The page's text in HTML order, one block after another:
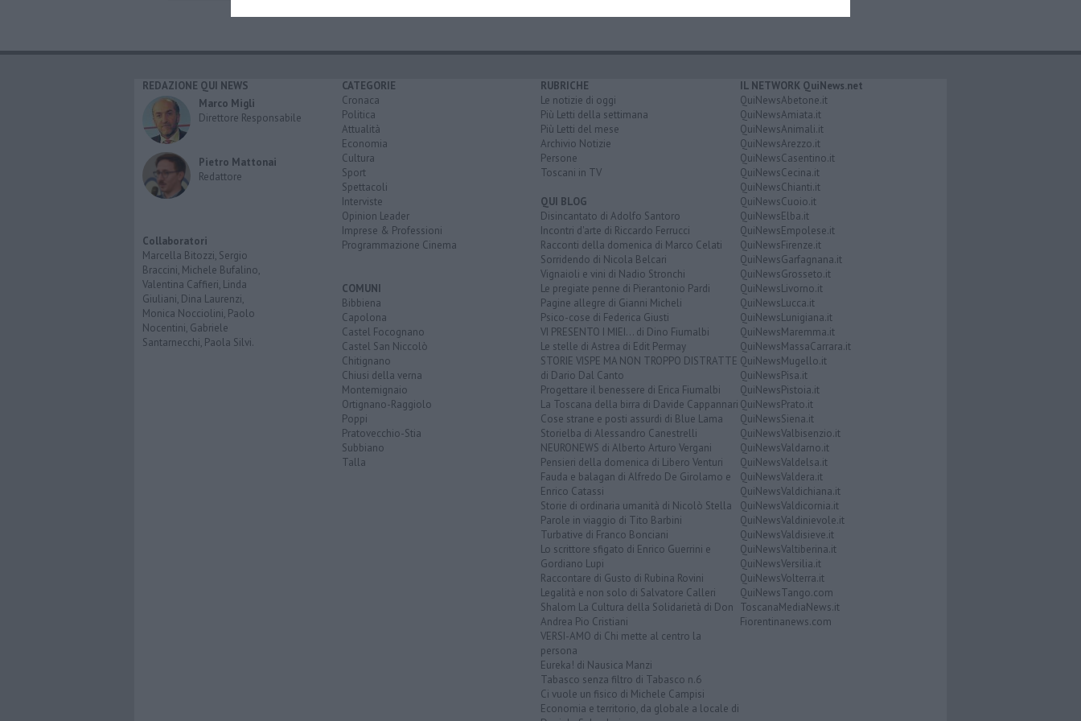
REDAZIONE QUI NEWS
Marco Migli
Direttore Responsabile
Pietro Mattonai
Redattore
Collaboratori
Marcella Bitozzi, Sergio
Braccini, Michele Bufalino,
Valentina Caffieri, Linda
Giuliani, Dina Laurenzi,
Monica Nocciolini, Paolo
Nocentini, Gabriele
Santarnecchi, Paola Silvi.
CATEGORIE
Cronaca
Politica
Attualità
Economia
Cultura
Sport
Spettacoli
Interviste
Opinion Leader
Imprese & Professioni
Programmazione Cinema
COMUNI
Bibbiena
Capolona
Castel Focognano
Castel San Niccolò
Chitignano
Chiusi della verna
Montemignaio
Ortignano-Raggiolo
Poppi
Pratovecchio-Stia
Subbiano
Talla
RUBRICHE
Le notizie di oggi
Più Letti della settimana
Più Letti del mese
Archivio Notizie
Persone
Toscani in TV
QUI BLOG
Disincantato di Adolfo Santoro
Incontri d'arte di Riccardo Ferrucci
Racconti della domenica di Marco Celati
Sorridendo di Nicola Belcari
Vignaioli e vini di Nadio Stronchi
Le pregiate penne di Pierantonio Pardi
Pagine allegre di Gianni Micheli
Psico-cose di Federica Giusti
VI PRESENTO I MIEI... di Dino Fiumalbi
Le stelle di Astrea di Edit Permay
STORIE VISPE MA NON TROPPO DISTRATTE
di Dario Dal Canto
Progettare il benessere di Erica Fiumalbi
La Toscana della birra di Davide Cappannari
Cose strane e posti assurdi di Blue Lama
Storielba di Alessandro Canestrelli
NEURONEWS di Alberto Arturo Vergani
Pensieri della domenica di Libero Venturi
Fauda e balagan di Alfredo De Girolamo e
Enrico Catassi
Storie di ordinaria umanità di Nicolò Stella
Parole in viaggio di Tito Barbini
Turbative di Franco Bonciani
Lo scrittore sfigato di Enrico Guerrini e
Gordiano Lupi
Raccontare di Gusto di Rubina Rovini
Legalità e non solo di Salvatore Calleri
Shalom La Cultura della Solidarietà di Don
Andrea Pio Cristiani
VERSI-AMO di Chi mette al centro la
persona
Eureka! di Nausica Manzi
Tabasco senza filtro di Tabasco n.6
Ci vuole un fisico di Michele Campisi
Economia e territorio, da globale a locale di
IL NETWORK QuiNews.net
QuiNewsAbetone.it
QuiNewsAmiata.it
QuiNewsAnimali.it
QuiNewsArezzo.it
QuiNewsCasentino.it
QuiNewsCecina.it
QuiNewsChianti.it
QuiNewsCuoio.it
QuiNewsElba.it
QuiNewsEmpolese.it
QuiNewsFirenze.it
QuiNewsGarfagnana.it
QuiNewsGrosseto.it
QuiNewsLivorno.it
QuiNewsLucca.it
QuiNewsLunigiana.it
QuiNewsMaremma.it
QuiNewsMassaCarrara.it
QuiNewsMugello.it
QuiNewsPisa.it
QuiNewsPistoia.it
QuiNewsPrato.it
QuiNewsSiena.it
QuiNewsValbisenzio.it
QuiNewsValdarno.it
QuiNewsValdelsa.it
QuiNewsValdera.it
QuiNewsValdichiana.it
QuiNewsValdicornia.it
QuiNewsValdinievole.it
QuiNewsValdisieve.it
QuiNewsValtiberina.it
QuiNewsVersilia.it
QuiNewsVolterra.it
QuiNewsTango.com
ToscanaMediaNews.it
Fiorentinanews.com